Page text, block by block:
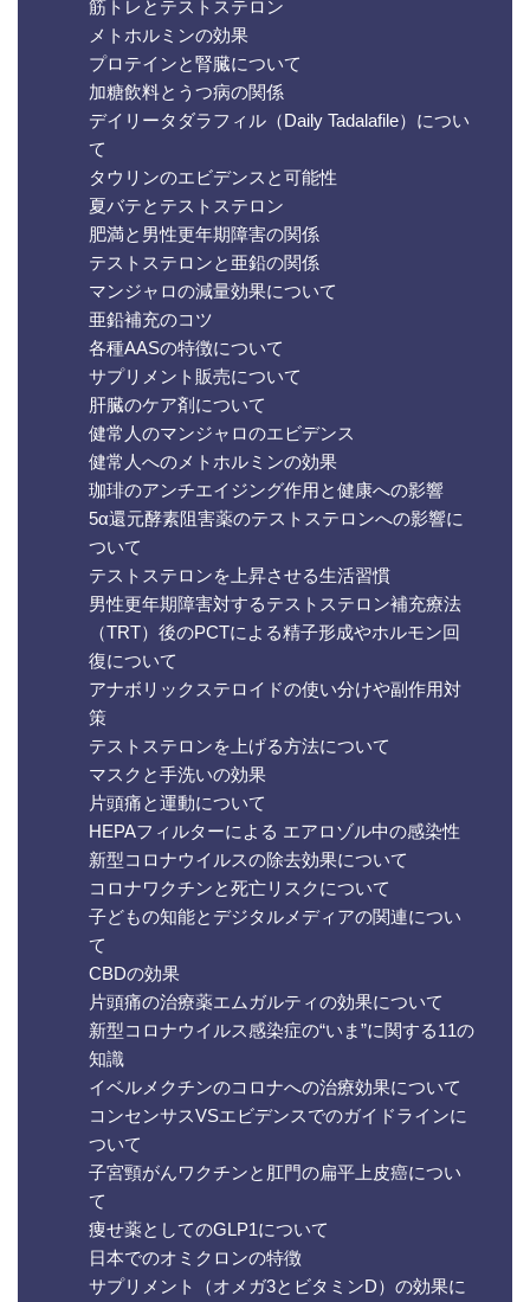
筋トレとテストステロン
メトホルミンの効果
プロテインと腎臓について
加糖飲料とうつ病の関係
デイリータダラフィル（Daily Tadalafile）につい
て
タウリンのエビデンスと可能性
夏バテとテストステロン
肥満と男性更年期障害の関係
テストステロンと亜鉛の関係
マンジャロの減量効果について
亜鉛補充のコツ
各種AASの特徴について
サプリメント販売について
肝臓のケア剤について
健常人のマンジャロのエビデンス
健常人へのメトホルミンの効果
珈琲のアンチエイジング作用と健康への影響
5α還元酵素阻害薬のテストステロンへの影響に
ついて
テストステロンを上昇させる生活習慣
男性更年期障害対するテストステロン補充療法
（TRT）後のPCTによる精子形成やホルモン回
復について
アナボリックステロイドの使い分けや副作用対
策
テストステロンを上げる方法について
マスクと手洗いの効果
片頭痛と運動について
HEPAフィルターによる エアロゾル中の感染性
新型コロナウイルスの除去効果について
コロナワクチンと死亡リスクについて
子どもの知能とデジタルメディアの関連につい
て
CBDの効果
片頭痛の治療薬エムガルティの効果について
新型コロナウイルス感染症の“いま”に関する11の
知識
イベルメクチンのコロナへの治療効果について
コンセンサスVSエビデンスでのガイドラインに
ついて
子宮頸がんワクチンと肛門の扁平上皮癌につい
て
痩せ薬としてのGLP1について
日本でのオミクロンの特徴
サプリメント（オメガ3とビタミンD）の効果に